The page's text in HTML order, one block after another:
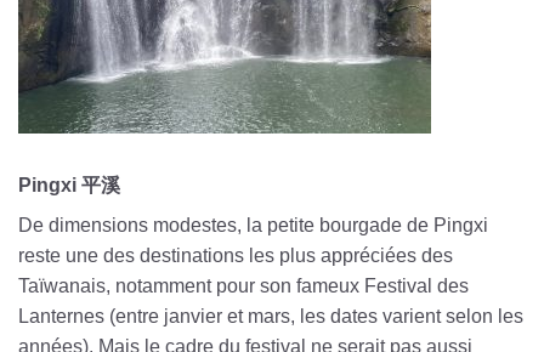
Pingxi 平溪
De dimensions modestes, la petite bourgade de Pingxi
reste une des destinations les plus appréciées des
Taïwanais, notamment pour son fameux Festival des
Lanternes (entre janvier et mars, les dates varient selon les
années). Mais le cadre du festival ne serait pas aussi